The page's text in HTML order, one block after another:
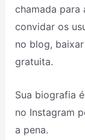
chamada para
convidar os
no blog,
gratuita.
Sua biografia
no Instagram
a pena.